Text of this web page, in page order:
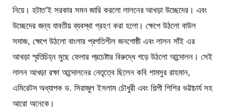
নিয়ে। হটাত’ই সরকার সমন জারি করলো লালনের আখড়া উচ্ছেদের। এবং
উচ্ছেদের জন্য যাবতীয় ব্যবস্থা গ্রহণ করা হলো। ক্ষেপে উঠলো বাউল
সমাজ, ক্ষেপে উঠলো বাংলার প্রগতিশীল জনগোষ্ঠী এবং লালন সাঁই এর
আখড়া স্মৃতিচিহ্ন মুছে ফেলার প্রচেষ্টার বিরুদ্ধে গড়ে উঠলো আন্দোলন। সেই
লালন আখড়া রক্ষা আন্দোলনের নেতৃত্বে ছিলেন কবি শামসুর রাহমান,
এমিরেটস অধ্যাপক ড. সিরাজুল ইসলাম চৌধুরী এবং শিল্পী শিশির ভট্টাচার্য সহ
আরো অনেকে।